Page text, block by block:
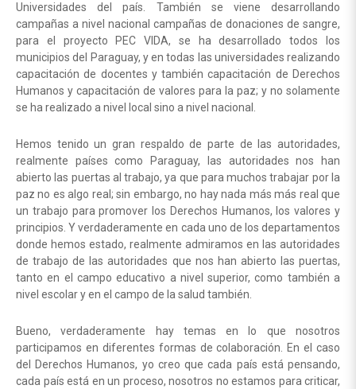
Universidades del país. También se viene desarrollando
campañas a nivel nacional campañas de donaciones de sangre,
para el proyecto PEC VIDA, se ha desarrollado todos los
municipios del Paraguay, y en todas las universidades realizando
capacitación de docentes y también capacitación de Derechos
Humanos y capacitación de valores para la paz; y no solamente
se ha realizado a nivel local sino a nivel nacional.
Hemos tenido un gran respaldo de parte de las autoridades,
realmente países como Paraguay, las autoridades nos han
abierto las puertas al trabajo, ya que para muchos trabajar por la
paz no es algo real; sin embargo, no hay nada más más real que
un trabajo para promover los Derechos Humanos, los valores y
principios. Y verdaderamente en cada uno de los departamentos
donde hemos estado, realmente admiramos en las autoridades
de trabajo de las autoridades que nos han abierto las puertas,
tanto en el campo educativo a nivel superior, como también a
nivel escolar y en el campo de la salud también.
Bueno, verdaderamente hay temas en lo que nosotros
participamos en diferentes formas de colaboración. En el caso
del Derechos Humanos, yo creo que cada país está pensando,
cada país está en un proceso, nosotros no estamos para criticar,